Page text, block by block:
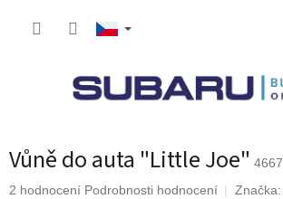
Vůně do auta "Little Joe" 4667
Průměrné
2 hodnocení Podrobnosti hodnocení Značka: